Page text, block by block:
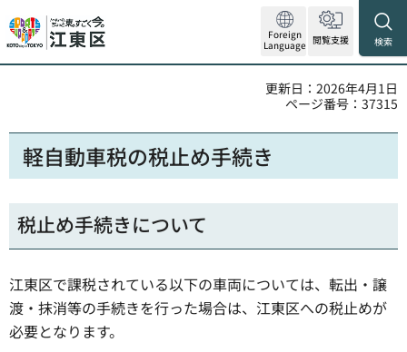
Foreign
Language 閲覧支援 検索
更新日：2026年4月1日
ページ番号：37315
軽自動車税の税止め手続き
税止め手続きについて
江東区で課税されている以下の車両については、転出・譲
渡・抹消等の手続きを行った場合は、江東区への税止めが
必要となります。